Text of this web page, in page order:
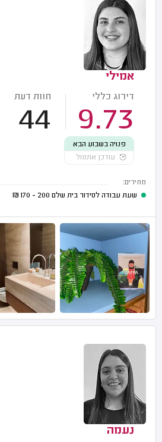
אמילי
דירוג כללי
9.73
חוות דעת
44
פנויה בשבוע הבא
עודכן אתמול
מחירים:
שעת עבודה לסידור בית שלם 200 - 170
₪
נעמה